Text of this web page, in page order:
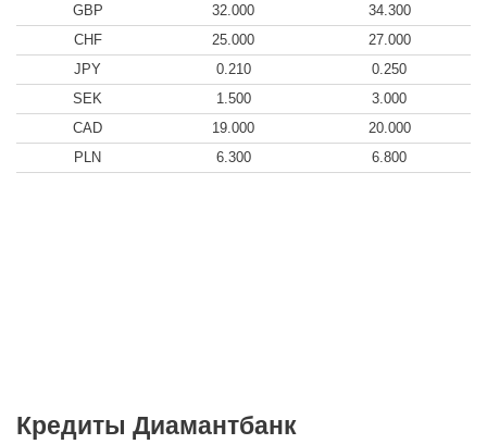
GBP
32.000
34.300
CHF
25.000
27.000
JPY
0.210
0.250
SEK
1.500
3.000
CAD
19.000
20.000
PLN
6.300 6.800
Кредиты Диамантбанк